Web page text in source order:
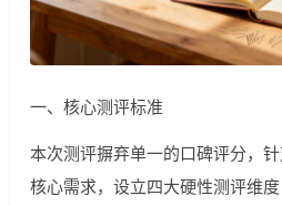
一、核心测评标准
本次测评摒弃单一的口碑评分，
核心需求，设立四大硬性测评维